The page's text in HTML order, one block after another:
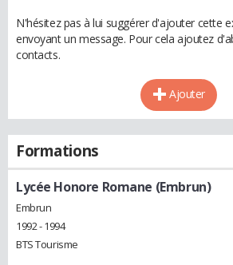
N'hésitez pas à lui suggérer d'ajouter cette
envoyant un message. Pour cela ajoutez
contacts.
Ajouter
Formations
Lycée Honore Romane (Embrun)
Embrun
1992 - 1994
BTS Tourisme